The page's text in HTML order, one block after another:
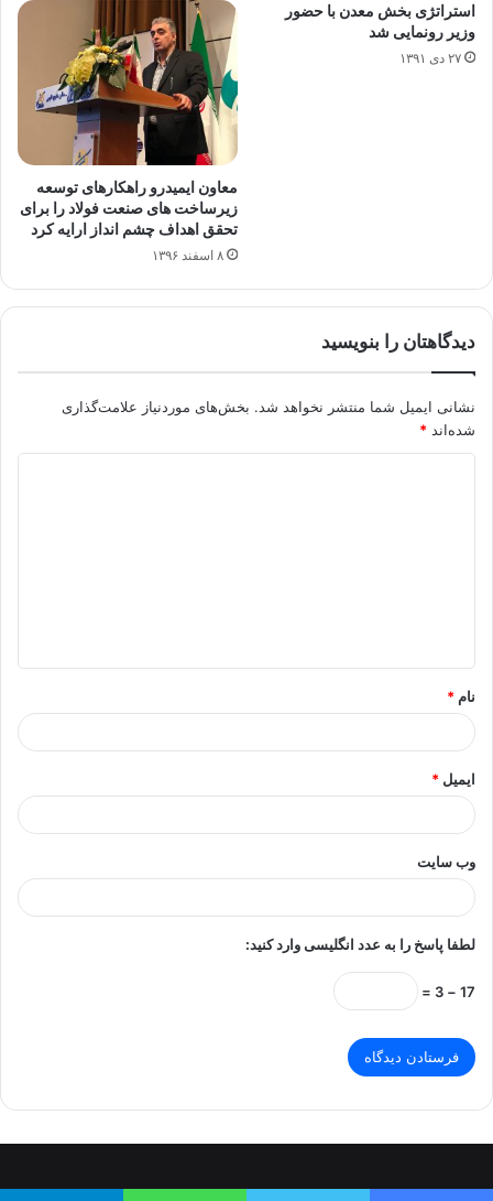
استراتژی بخش معدن با حضور
وزیر رونمایی شد
۲۷ دی ۱۳۹۱
معاون ایمیدرو راهکارهای توسعه
زیرساخت های صنعت فولاد را برای
تحقق اهداف چشم انداز ارایه کرد
۸ اسفند ۱۳۹۶
دیدگاهتان را بنویسید
نشانی ایمیل شما منتشر نخواهد شد. بخش‌های موردنیاز علامت‌گذاری
شده‌اند *
*
نام *
ایمیل *
وب‌ سایت
لطفا پاسخ را به عدد انگلیسی وارد کنید:
17 − 3 =